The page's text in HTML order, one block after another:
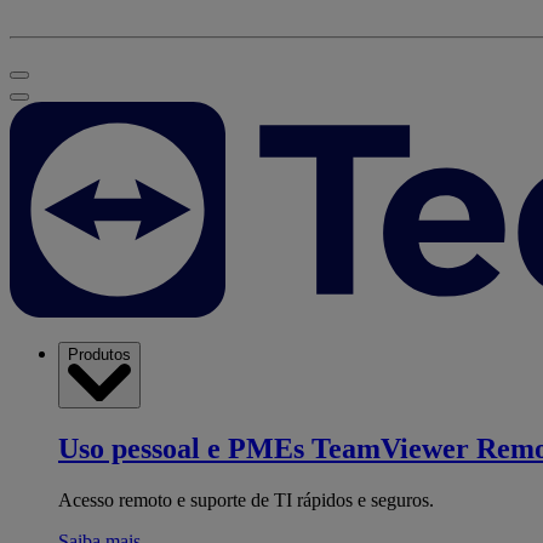
Produtos
Uso pessoal e PMEs TeamViewer
Acesso remoto e suporte de TI rápidos e seguros.